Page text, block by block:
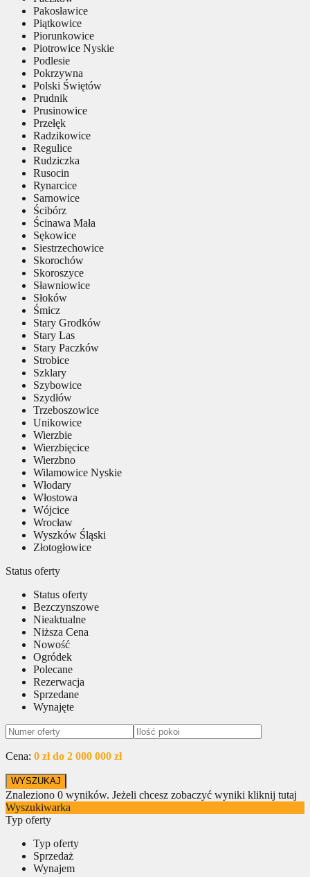
Pakosławice
Piątkowice
Piorunkowice
Piotrowice Nyskie
Podlesie
Pokrzywna
Polski Świętów
Prudnik
Prusinowice
Przełęk
Radzikowice
Regulice
Rudziczka
Rusocin
Rynarcice
Sarnowice
Ścibórz
Ścinawa Mała
Sękowice
Siestrzechowice
Skorochów
Skoroszyce
Sławniowice
Słoków
Śmicz
Stary Grodków
Stary Las
Stary Paczków
Strobice
Szklary
Szybowice
Szydłów
Trzeboszowice
Unikowice
Wierzbie
Wierzbięcice
Wierzbno
Wilamowice Nyskie
Włodary
Włostowa
Wójcice
Wrocław
Wyszków Śląski
Złotogłowice
Status oferty
Status oferty
Bezczynszowe
Nieaktualne
Niższa Cena
Nowość
Ogródek
Polecane
Rezerwacja
Sprzedane
Wynajęte
Cena: 0 zł do 2 000 000 zł
Znaleziono 0 wyników. Jeżeli chcesz zobaczyć wyniki kliknij tutaj
Wyszukiwarka
Typ oferty
Typ oferty
Sprzedaż
Wynajem